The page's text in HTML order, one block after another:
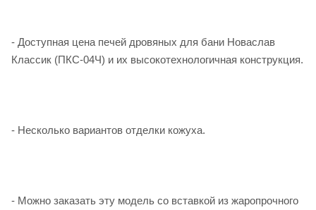
- Доступная цена печей дровяных для бани Новаслав
Классик (ПКС-04Ч) и их высокотехнологичная конструкция.
- Несколько вариантов отделки кожуха.
- Можно заказать эту модель со вставкой из жаропрочного